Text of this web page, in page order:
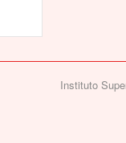
Instituto